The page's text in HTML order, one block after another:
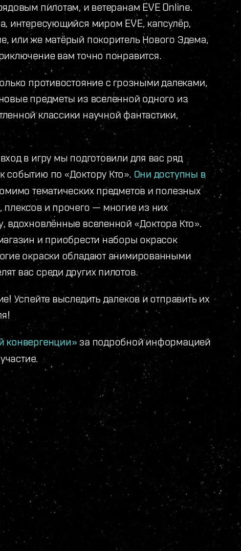
пилотам, и ветеранам EVE Online.
интересующийся миром EVE, капсулёр,
или же матёрый покоритель Нового Эдема,
вам точно понравится.
противостояние с грозными далеками,
предметы из вселенной одного из
классики научной фантастики,
в игру мы подготовили для вас ряд
событию по «Доктору Кто». Они доступны в
тематических предметов и полезных
и прочего — многие из них
вдохновлённые вселенной «Доктора Кто».
и приобрести наборы окрасок
окраски обладают анимированными
вас среди других пилотов.
Успейте выследить далеков и отправить их
конвергенции» за подробной информацией